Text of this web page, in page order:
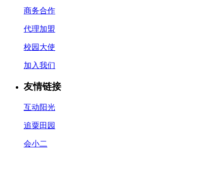
商务合作
代理加盟
校园大使
加入我们
友情链接
互动阳光
追粟田园
会小二